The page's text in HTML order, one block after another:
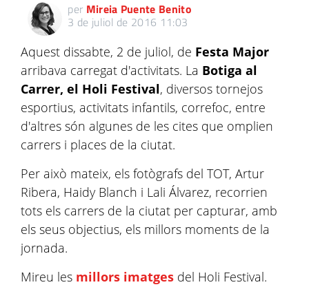
per Mireia Puente Benito
3 de juliol de 2016 11:03
Aquest dissabte, 2 de juliol, de Festa Major
arribava carregat d'activitats. La Botiga al
Carrer, el Holi Festival, diversos tornejos
esportius, activitats infantils, correfoc, entre
d'altres són algunes de les cites que omplien
carrers i places de la ciutat.
Per això mateix, els fotògrafs del TOT, Artur
Ribera, Haidy Blanch i Lali Álvarez, recorrien
tots els carrers de la ciutat per capturar, amb
els seus objectius, els millors moments de la
jornada.
Mireu les millors imatges del Holi Festival.